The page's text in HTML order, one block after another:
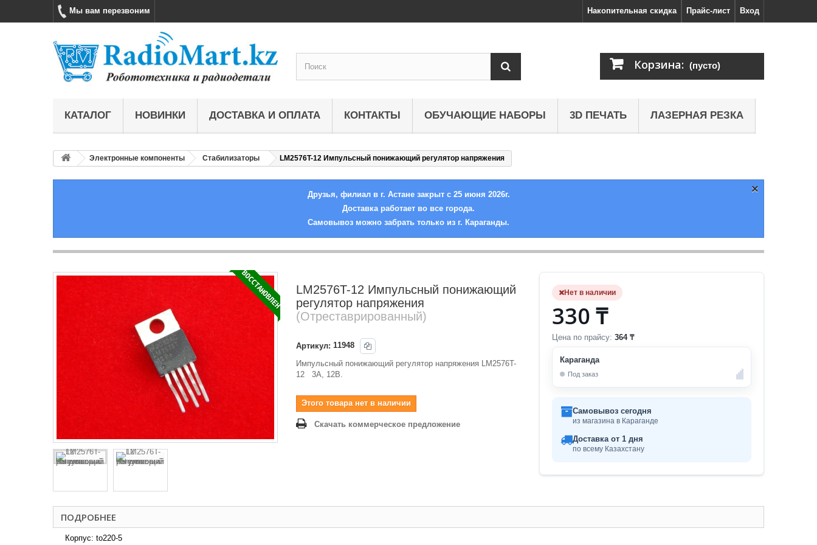
Вход
Прайс-лист
Накопительная скидка
Мы вам перезвоним
Корзина: (пусто)
КАТАЛОГ НОВИНКИ ДОСТАВКА И ОПЛАТА КОНТАКТЫ ОБУЧАЮЩИЕ НАБОРЫ 3D ПЕЧАТЬ ЛАЗЕРНАЯ РЕЗКА
Электронные компоненты Стабилизаторы LM2576T-12 Импульсный понижающий регулятор напряжения
×
Друзья, филиал в г. Астане закрыт с 25 июня 2026г.
Доставка работает во все города.
Самовывоз можно забрать только из г. Караганды.
ВОССТАНОВЛЕН
LM2576T-12 Импульсный понижающий
регулятор напряжения
(Отреставрированный)
Артикул: 11948
Импульсный понижающий регулятор напряжения LM2576T-
12 3А, 12В.
Этого товара нет в наличии
Скачать коммерческое предложение
Нет в наличии
330 ₸
Цена по прайсу: 364 ₸
Караганда
Под заказ
Самовывоз сегодня
из магазина в Караганде
Доставка от 1 дня
по всему Казахстану
ПОДРОБНЕЕ
Корпус: to220-5